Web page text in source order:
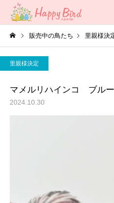
販売中の鳥たち 里親様決
里親様決定
マメルリハインコ ブル
2024.10.30